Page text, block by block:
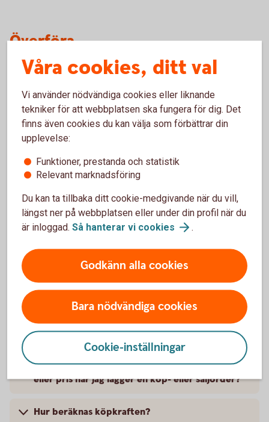
Överföra
När kommer överföringen fram?
Vad är dra och överför?
Fonder
Hur köper jag fonder?
Värdepapper
Var hittar jag börslistor?
Vad är det för skillnad mellan MP (marknadspris)
eller pris när jag lägger en köp- eller säljorder?
Hur beräknas köpkraften?
Våra cookies, ditt val
Vi använder nödvändiga cookies eller liknande
tekniker för att webbplatsen ska fungera för dig. Det
finns även cookies du kan välja som förbättrar din
upplevelse:
Funktioner, prestanda och statistik
Relevant marknadsföring
Du kan ta tillbaka ditt cookie-medgivande när du vill,
längst ner på webbplatsen eller under din profil när du
är inloggad. Så hanterar vi cookies .
Godkänn alla cookies
Bara nödvändiga cookies
Cookie-inställningar